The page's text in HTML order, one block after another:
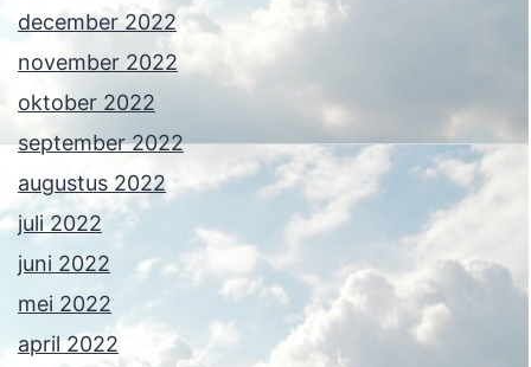
december 2022
november 2022
oktober 2022
september 2022
augustus 2022
juli 2022
juni 2022
mei 2022
april 2022